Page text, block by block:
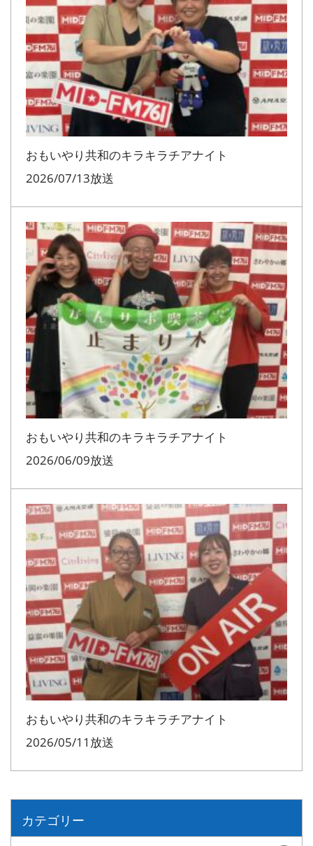
おもいやり共和のキラキラチアナイト
2026/07/13放送
おもいやり共和のキラキラチアナイト
2026/06/09放送
おもいやり共和のキラキラチアナイト
2026/05/11放送
カテゴリー